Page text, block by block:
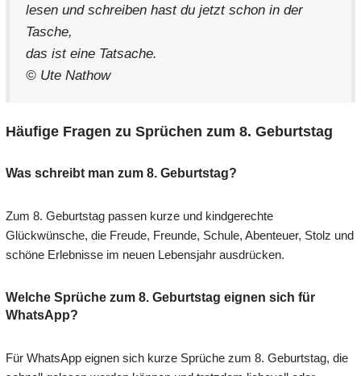
lesen und schreiben hast du jetzt schon in der
Tasche,
das ist eine Tatsache.
© Ute Nathow
Häufige Fragen zu Sprüchen zum 8. Geburtstag
Was schreibt man zum 8. Geburtstag?
Zum 8. Geburtstag passen kurze und kindgerechte
Glückwünsche, die Freude, Freunde, Schule, Abenteuer, Stolz und
schöne Erlebnisse im neuen Lebensjahr ausdrücken.
Welche Sprüche zum 8. Geburtstag eignen sich für
WhatsApp?
Für WhatsApp eignen sich kurze Sprüche zum 8. Geburtstag, die